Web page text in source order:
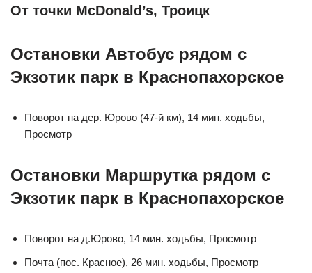
От точки McDonald’s, Троицк
Остановки Автобус рядом с
Экзотик парк в Краснопахорское
Поворот на дер. Юрово (47-й км), 14 мин. ходьбы,
Просмотр
Остановки Маршрутка рядом с
Экзотик парк в Краснопахорское
Поворот на д.Юрово, 14 мин. ходьбы, Просмотр
Почта (пос. Красное), 26 мин. ходьбы, Просмотр